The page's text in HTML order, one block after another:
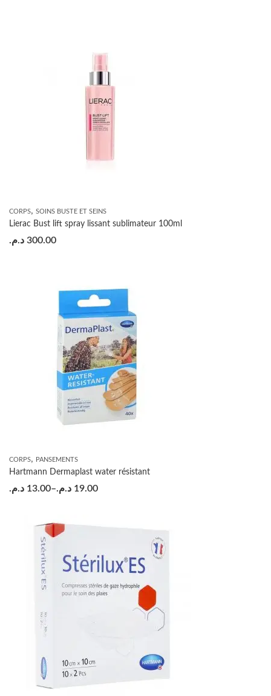
CORPS, SOINS BUSTE ET SEINS
Lierac Bust lift spray lissant sublimateur 100ml
300.00 د.م.
CORPS, PANSEMENTS
Hartmann Dermaplast water résistant
13.00 د.م. – 19.00 د.م.